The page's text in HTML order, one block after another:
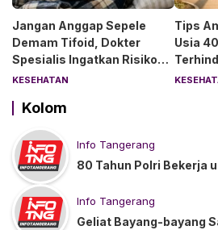
Jangan Anggap Sepele
Demam Tifoid, Dokter
Spesialis Ingatkan Risiko
Kebocoran Usus
KESEHATAN
Tips
Usia
“Angin
Kolom
Info Tangerang
80 Tahun Polri Bekerja
Info Tangerang
Geliat Bayang-bayang